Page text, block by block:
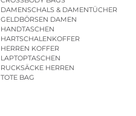
DAMENSCHALS & DAMENTÜCHER
GELDBÖRSEN DAMEN
HANDTASCHEN
HARTSCHALENKOFFER
HERREN KOFFER
LAPTOPTASCHEN
RUCKSÄCKE HERREN
TOTE BAG